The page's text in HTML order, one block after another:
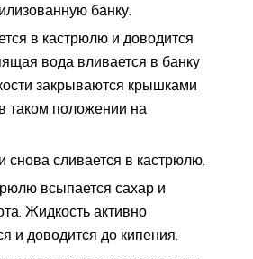
банку.
в кастрюлю и доводится
вода вливается в банку
закрываются крышками
таком положении на
снова сливается в кастрюлю.
всыпается сахар и
Жидкость активно
и доводится до кипения.